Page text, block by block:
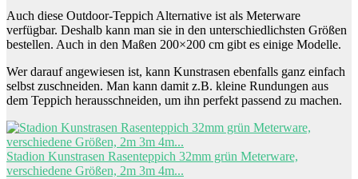
Auch diese Outdoor-Teppich Alternative ist als Meterware
verfügbar. Deshalb kann man sie in den unterschiedlichsten Größen
bestellen. Auch in den Maßen 200×200 cm gibt es einige Modelle.
Wer darauf angewiesen ist, kann Kunstrasen ebenfalls ganz einfach
selbst zuschneiden. Man kann damit z.B. kleine Rundungen aus
dem Teppich herausschneiden, um ihn perfekt passend zu machen.
Stadion Kunstrasen Rasenteppich 32mm grün Meterware,
verschiedene Größen, 2m 3m 4m...